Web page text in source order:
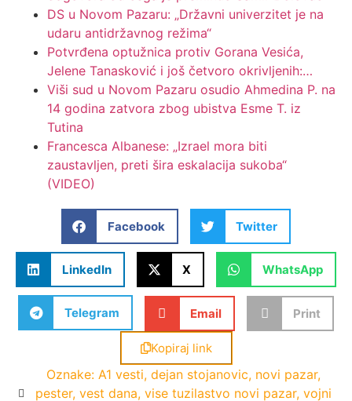
DS u Novom Pazaru: „Državni univerzitet je na
udaru antidržavnog režima“
Potvrđena optužnica protiv Gorana Vesića,
Jelene Tanasković i još četvoro okrivljenih:…
Viši sud u Novom Pazaru osudio Ahmedina P. na
14 godina zatvora zbog ubistva Esme T. iz
Tutina
Francesca Albanese: „Izrael mora biti
zaustavljen, preti šira eskalacija sukoba“
(VIDEO)
Facebook Twitter
LinkedIn X WhatsApp
Telegram Email Print
Kopiraj link
Oznake: A1 vesti, dejan stojanovic, novi pazar,
pester, vest dana, vise tuzilastvo novi pazar, vojni